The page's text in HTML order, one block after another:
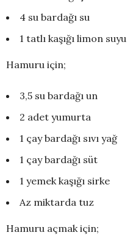
4 su bardağı su
1 tatlı kaşığı limon suyu
Hamuru için;
3,5 su bardağı un
2 adet yumurta
1 çay bardağı sıvı yağ
1 çay bardağı süt
1 yemek kaşığı sirke
Az miktarda tuz
Hamuru açmak için;